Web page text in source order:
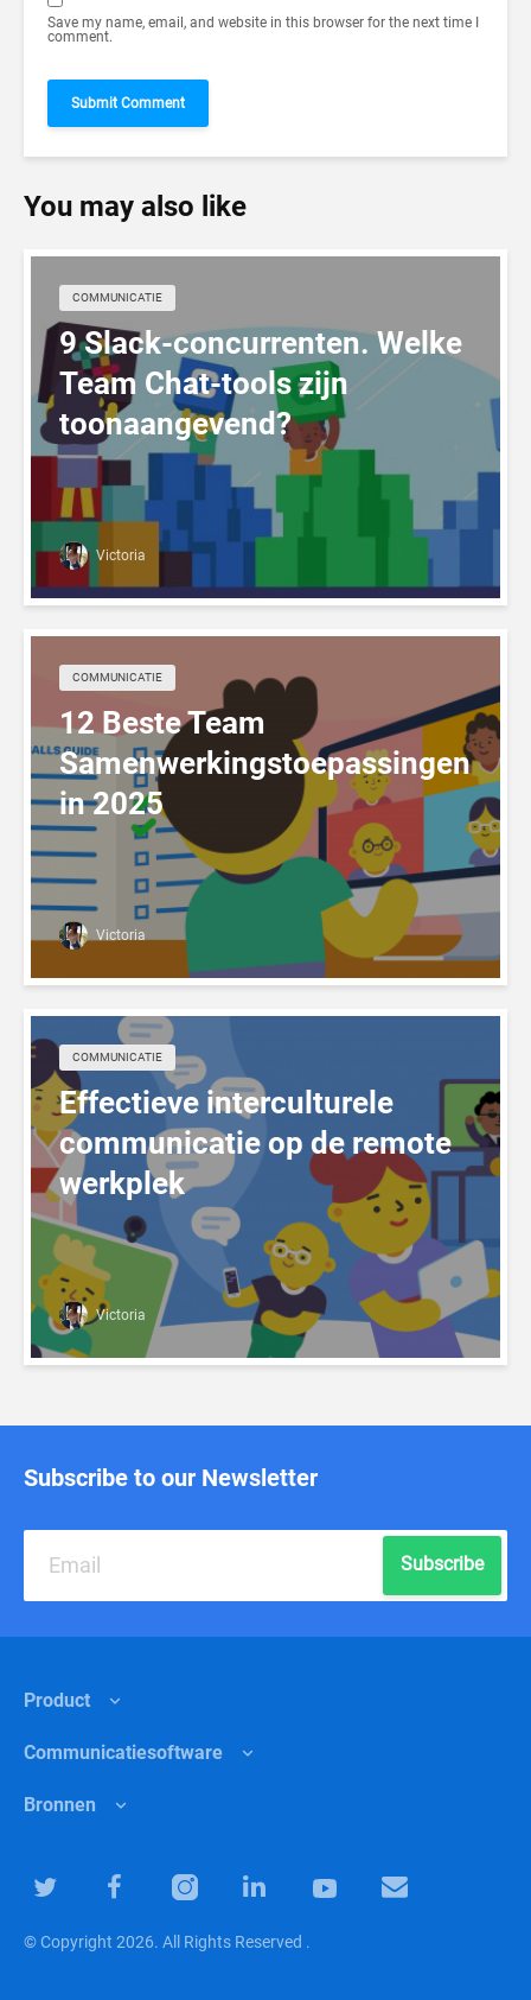
Save my name, email, and website in this browser for the next time I
comment.
You may also like
COMMUNICATIE
9 Slack-concurrenten. Welke
Team Chat-tools zijn
toonaangevend?
Victoria
COMMUNICATIE
12 Beste Team
Samenwerkingstoepassingen
in 2025
Victoria
COMMUNICATIE
Effectieve interculturele
communicatie op de remote
werkplek
Victoria
Subscribe to our Newsletter
Subscribe
© Copyright 2026. All Rights Reserved .
Product
Functies
Waarom Chanty?
Software voor teamsamenwerking
Software voor teamproductiviteit
Communicatiesoftware
Interne communicatie
Begeleiding
Bronnen